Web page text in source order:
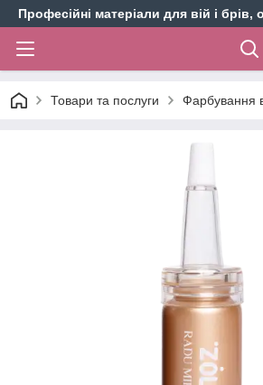
Професійні матеріали для вій і брів,
Товари та послуги Фарбування